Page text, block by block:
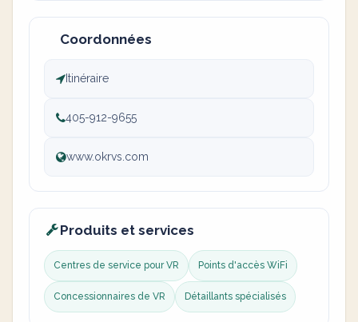
Coordonnées
Itinéraire
405-912-9655
www.okrvs.com
Produits et services
Centres de service pour VR Points d'accès WiFi
Concessionnaires de VR Détaillants spécialisés